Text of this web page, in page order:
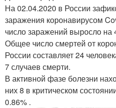
На 02.04.2020 в России
заражения коронавирусом
число заражений выросло на
Общее число смертей от
России составляет 24
7 случаев смерти.
В активной фазе болезни
них 8 в критическом
0.86% .